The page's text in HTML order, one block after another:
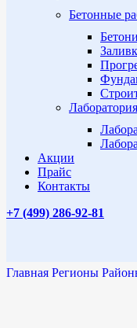
Бетонные
Лаборатория
Акции
Прайс
Контакты
+7 (499) 286-92-81
Главная Регионы